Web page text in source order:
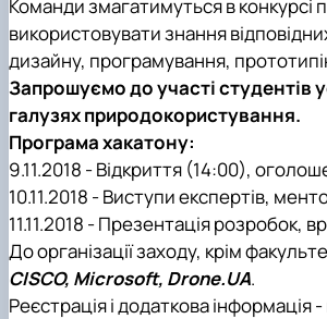
Trust Box
Master's page
Schedule of open lectures
Команди змагатимуться в конкурсі
використовувати знання
дизайну, програмування,
Запрошуємо до участі студентів
галузях природокористування.
Програма хакатону:
9.11.2018 - Відкриття (14:00),
10.11.2018 - Виступи експертів,
11.11.2018 - Презентація розробок,
До організації заходу, крім
CISCO, Microsoft, Drone.UA.
Реєстрація і додаткова інформація